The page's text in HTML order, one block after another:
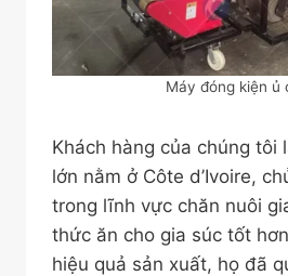
Máy đóng kiện ủ
Khách hàng của chúng tôi
lớn nằm ở Côte d’Ivoire,
trong lĩnh vực chăn nuôi
thức ăn cho gia súc tốt
hiệu quả sản xuất, họ đã